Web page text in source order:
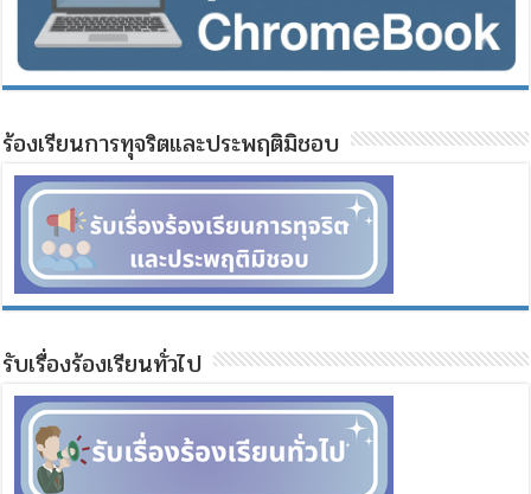
ร้องเรียนการทุจริตและประพฤติมิชอบ
รับเรื่องร้องเรียนทั่วไป